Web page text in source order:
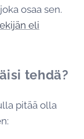
osaa sen.
eli
tehdä?
pitää olla